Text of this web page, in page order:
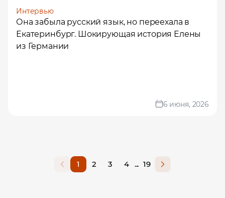
Интервью
Она забыла русский язык, но переехала в
Екатеринбург. Шокирующая история Елены
из Германии
6 июня, 2026
1 2 3 4 ... 19